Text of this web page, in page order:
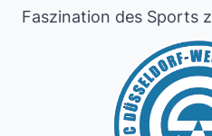
Faszination des Sports